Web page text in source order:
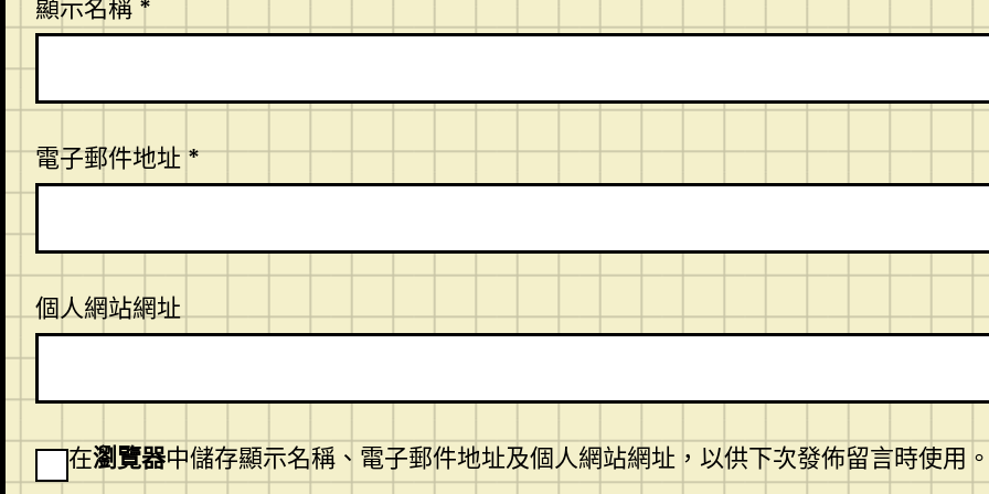
顯示名稱 *
電子郵件地址*
個人網站網址
在瀏覽器中儲存顯示名稱、電子郵件地址及個人網站網址，以供下次發佈留言時使用